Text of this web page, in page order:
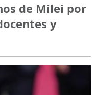
de Milei por
y